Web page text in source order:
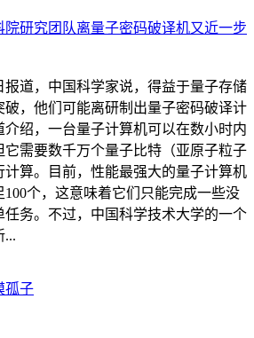
研究团队离量子密码破译机又近一步
报道，中国科学家说，得益于量子存储
，他们可能离研制出量子密码破译计
绍，一台量子计算机可以在数小时内
需要数千万个量子比特（亚原子粒子
算。目前，性能最强大的量子计算机
个，这意味着它们只能完成一些没
务。不过，中国科学技术大学的一个
...
孤子